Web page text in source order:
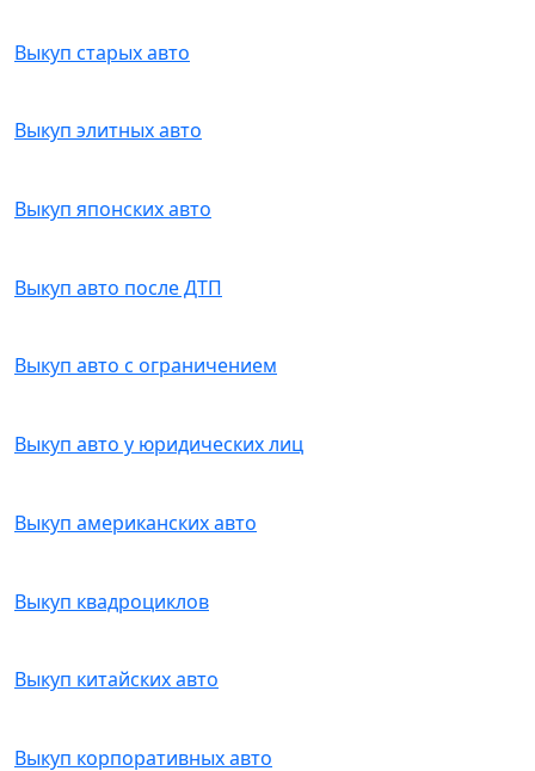
Выкуп старых авто
Выкуп элитных авто
Выкуп японских авто
Выкуп авто после ДТП
Выкуп авто с ограничением
Выкуп авто у юридических лиц
Выкуп американских авто
Выкуп квадроциклов
Выкуп китайских авто
Выкуп корпоративных авто